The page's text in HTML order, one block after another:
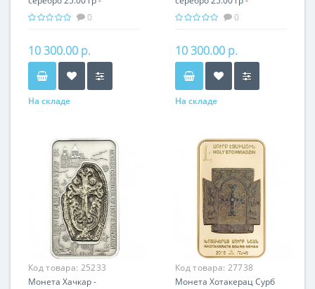
православный подарок
0
10 300.00 р.
На складе
православный подарок
0
10 300.00 р.
На складе
Код товара: 25233
Монета Хачкар -
Код товара: 27738
Монета Хотакерац Сурб